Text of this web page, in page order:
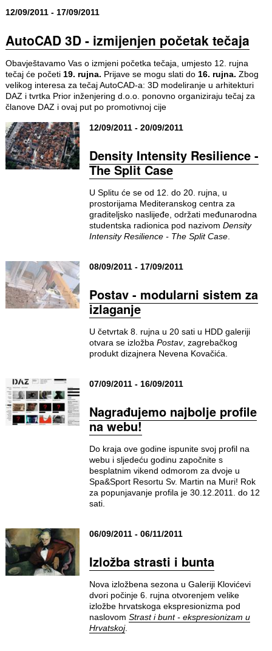
12/09/2011 - 17/09/2011
AutoCAD 3D - izmijenjen početak tečaja
Obavještavamo Vas o izmjeni početka tečaja, umjesto 12. rujna
tečaj će početi 19. rujna. Prijave se mogu slati do 16. rujna. Zbog
velikog interesa za tečaj AutoCAD-a: 3D modeliranje u arhitekturi
DAZ i tvrtka Prior inženjering d.o.o. ponovno organiziraju tečaj za
članove DAZ i ovaj put po promotivnoj cije
12/09/2011 - 20/09/2011
Density Intensity Resilience -
The Split Case
U Splitu će se od 12. do 20. rujna, u
prostorijama Mediteranskog centra za
graditeljsko naslijeđe, održati međunarodna
studentska radionica pod nazivom Density
Intensity Resilience - The Split Case.
08/09/2011 - 17/09/2011
Postav - modularni sistem za
izlaganje
U četvrtak 8. rujna u 20 sati u HDD galeriji
otvara se izložba Postav, zagrebačkog
produkt dizajnera Nevena Kovačića.
07/09/2011 - 16/09/2011
Nagrađujemo najbolje profile
na webu!
Do kraja ove godine ispunite svoj profil na
webu i sljedeću godinu započnite s
besplatnim vikend odmorom za dvoje u
Spa&Sport Resortu Sv. Martin na Muri! Rok
za popunjavanje profila je 30.12.2011. do 12
sati.
06/09/2011 - 06/11/2011
Izložba strasti i bunta
Nova izložbena sezona u Galeriji Klovićevi
dvori počinje 6. rujna otvorenjem velike
izložbe hrvatskoga ekspresionizma pod
naslovom Strast i bunt - ekspresionizam u
Hrvatskoj.